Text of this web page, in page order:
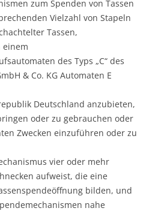
zum Spenden von Tassen
Vielzahl von Stapeln
Tassen,
einem
des Typs „C“ des
& Co. KG Automaten E
Deutschland anzubieten,
oder zu gebrauchen oder
Zwecken einzuführen oder zu
vier oder mehr
aufweist, die eine
bilden, und
nahe